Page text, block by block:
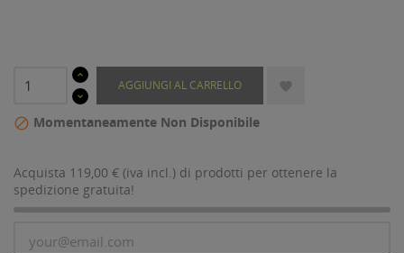
AGGIUNGI AL CARRELLO 
 Momentaneamente Non Disponibile
Acquista 119,00 € (iva incl.) di prodotti per ottenere la
spedizione gratuita!